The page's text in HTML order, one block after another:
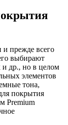
прежде всего
выбирают
и др., но в целом
элементов
тона,
покрытия
Premium